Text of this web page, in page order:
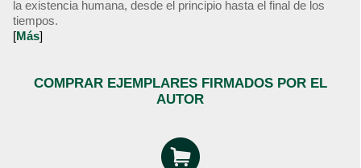
la existencia humana, desde el principio hasta el final de los
tiempos.
[Más]
COMPRAR EJEMPLARES FIRMADOS POR EL
AUTOR